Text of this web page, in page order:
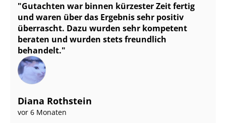
Gutachten war binnen kürzester Zeit fertig
und waren über das Ergebnis sehr positiv
überrascht. Dazu wurden sehr kompetent
beraten und wurden stets freundlich
behandelt.
Diana Rothstein
vor 6 Monaten